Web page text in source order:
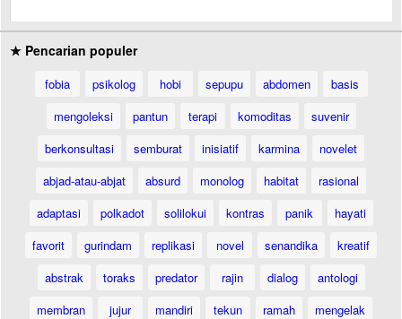
★ Pencarian populer
fobia psikolog hobi sepupu abdomen
basis
mengoleksi
pantun terapi komoditas
suvenir
berkonsultasi
semburat inisiatif karmina
novelet
abjad-atau-abjat
absurd monolog habitat
rasional
adaptasi
polkadot solilokui kontras panik
hayati
favorit
gurindam replikasi novel senandika
kreatif
abstrak
toraks predator rajin dialog
antologi
membran
jujur mandiri tekun ramah
mengelak